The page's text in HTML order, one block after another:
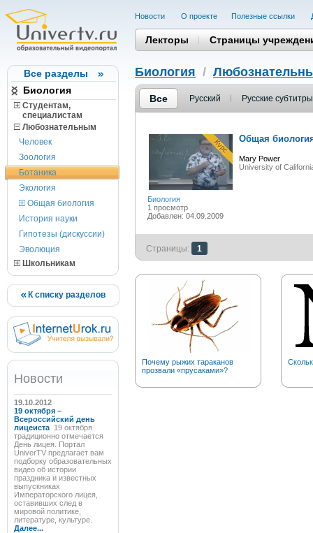
Все разделы
Биология
Студентам,
cпециалистам
Любознательным
Человек
Зоология
Ботаника
Экология
Общая биология
История науки
Гипотезы (дискуссии)
Эволюция
Школьникам
К списку разделов
Новости
19.10.2012
19 октября –
Всероссийский день
лицеиста 19 октября
традиционно отмечается
День лицея. Портал
UniverTV предлагает вам
подборку образовательных
видео об истории
праздника и известных
выпускниках
Императорского лицея,
оставивших след в
мировой политике,
литературе, культуре.
Далее...
Новости О проекте Полезные cсылки
Лекторы Страницы
Биология /
Все Русский Русские субтитры
Биология
1 просмотр
Добавлен: 04.09.2009
Общая
Mary Power
University of
Страницы: 1
Почему рыжих тараканов
прозвали «прусаками»?